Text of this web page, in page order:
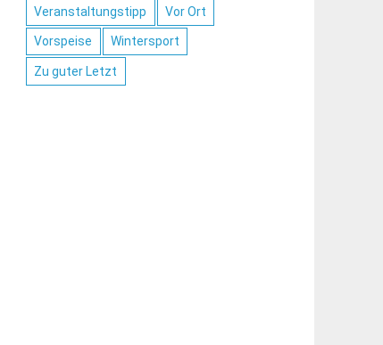
Veranstaltungstipp Vor Ort
Vorspeise Wintersport
Zu guter Letzt